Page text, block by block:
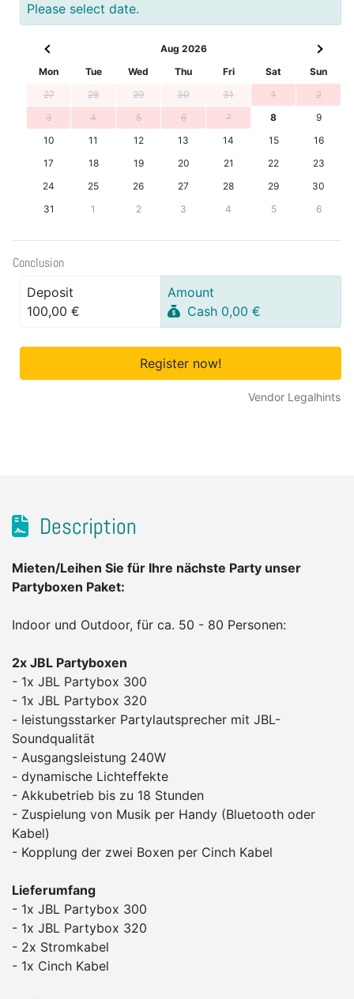
Please select date.
Aug 2026
Mon
Tue Wed Thu Fri Sat
Sun
27
28 29 30 31 1
2
3
4 5 6 7 8
9
10
11 12 13 14 15
16
17
18 19 20 21 22
23
24
25 26 27 28 29
30
31
1 2 3 4 5 6
Conclusion
Deposit
100,00 €
Amount
Cash 0,00 €
Register now!
Vendor Legalhints
Description
Mieten/Leihen Sie für Ihre nächste Party unser
Partyboxen Paket:
Indoor und Outdoor, für ca. 50 - 80 Personen:
2x JBL Partyboxen
- 1x JBL Partybox 300
- 1x JBL Partybox 320
- leistungsstarker Partylautsprecher mit JBL-
Soundqualität
- Ausgangsleistung 240W
- dynamische Lichteffekte
- Akkubetrieb bis zu 18 Stunden
- Zuspielung von Musik per Handy (Bluetooth oder
Kabel)
- Kopplung der zwei Boxen per Cinch Kabel
Lieferumfang
- 1x JBL Partybox 300
- 1x JBL Partybox 320
- 2x Stromkabel
- 1x Cinch Kabel